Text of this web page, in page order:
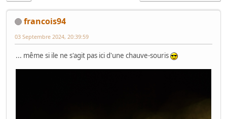
francois94
03 Septembre 2024, 20:39:59
... même si ile ne s'agit pas ici d'une chauve-souris